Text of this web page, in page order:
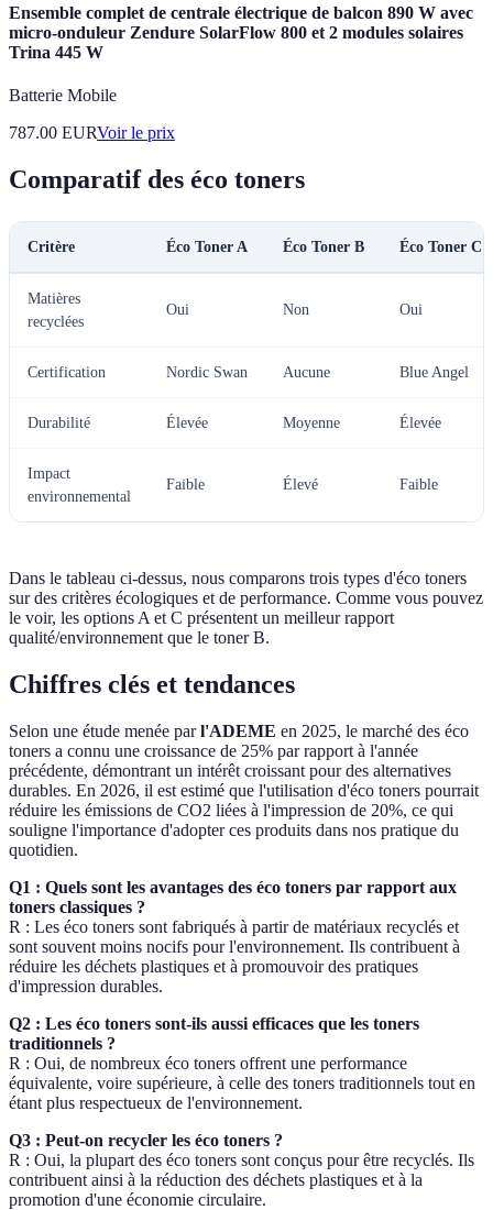
Ensemble complet de centrale électrique de balcon 890 W avec
micro-onduleur Zendure SolarFlow 800 et 2 modules solaires
Trina 445 W
Batterie Mobile
787.00 EURVoir le prix
Comparatif des éco toners
Critère Éco Toner A Éco Toner B Éco Toner C
Matières
recyclées
Oui Non Oui
Certification Nordic Swan Aucune Blue Angel
Durabilité Élevée Moyenne Élevée
Impact
environnemental
Faible Élevé Faible
Dans le tableau ci-dessus, nous comparons trois types d'éco toners
sur des critères écologiques et de performance. Comme vous pouvez
le voir, les options A et C présentent un meilleur rapport
qualité/environnement que le toner B.
Chiffres clés et tendances
Selon une étude menée parl'ADEME en 2025, le marché des éco
toners a connu une croissance de 25% par rapport à l'année
précédente, démontrant un intérêt croissant pour des alternatives
durables. En 2026, il est estimé que l'utilisation d'éco toners pourrait
réduire les émissions de CO2 liées à l'impression de 20%, ce qui
souligne l'importance d'adopter ces produits dans nos pratique du
quotidien.
Q1 : Quels sont les avantages des éco toners par rapport aux
toners classiques ?
R : Les éco toners sont fabriqués à partir de matériaux recyclés et
sont souvent moins nocifs pour l'environnement. Ils contribuent à
réduire les déchets plastiques et à promouvoir des pratiques
d'impression durables.
Q2 : Les éco toners sont-ils aussi efficaces que les toners
traditionnels ?
R : Oui, de nombreux éco toners offrent une performance
équivalente, voire supérieure, à celle des toners traditionnels tout en
étant plus respectueux de l'environnement.
Q3 : Peut-on recycler les éco toners ?
R : Oui, la plupart des éco toners sont conçus pour être recyclés. Ils
contribuent ainsi à la réduction des déchets plastiques et à la
promotion d'une économie circulaire.